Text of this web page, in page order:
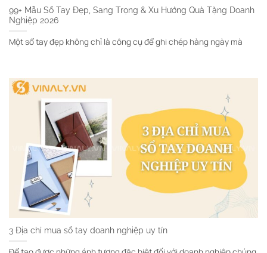
99+ Mẫu Sổ Tay Đẹp, Sang Trọng & Xu Hướng Quà Tặng Doanh
Nghiệp 2026
Một sổ tay đẹp không chỉ là công cụ để ghi chép hàng ngày mà
3 Địa chỉ mua sổ tay doanh nghiệp uy tín